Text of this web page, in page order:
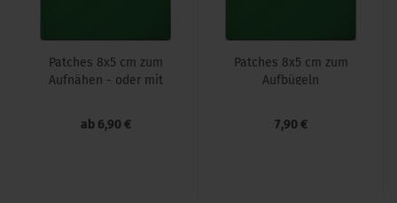
Patches 8x5 cm zum
Auf­nä­hen - oder mit
ab 6,90 €
Patches 8x5 cm zum
Auf­bü­geln
7,90 €